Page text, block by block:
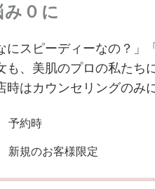
０に
にスピーディーなの？」
も、美肌のプロの私たち
はカウンセリングのみ
予約時
新規のお客様限定